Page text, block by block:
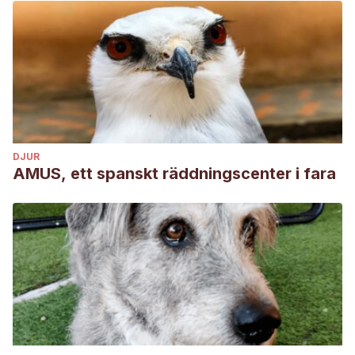
DJUR
AMUS, ett spanskt räddningscenter i fara